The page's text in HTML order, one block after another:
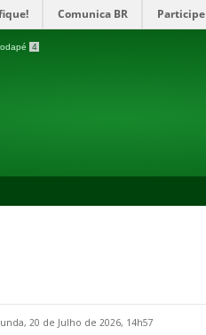
Comunica BR Participe
4
20 de Julho de 2026, 14h57